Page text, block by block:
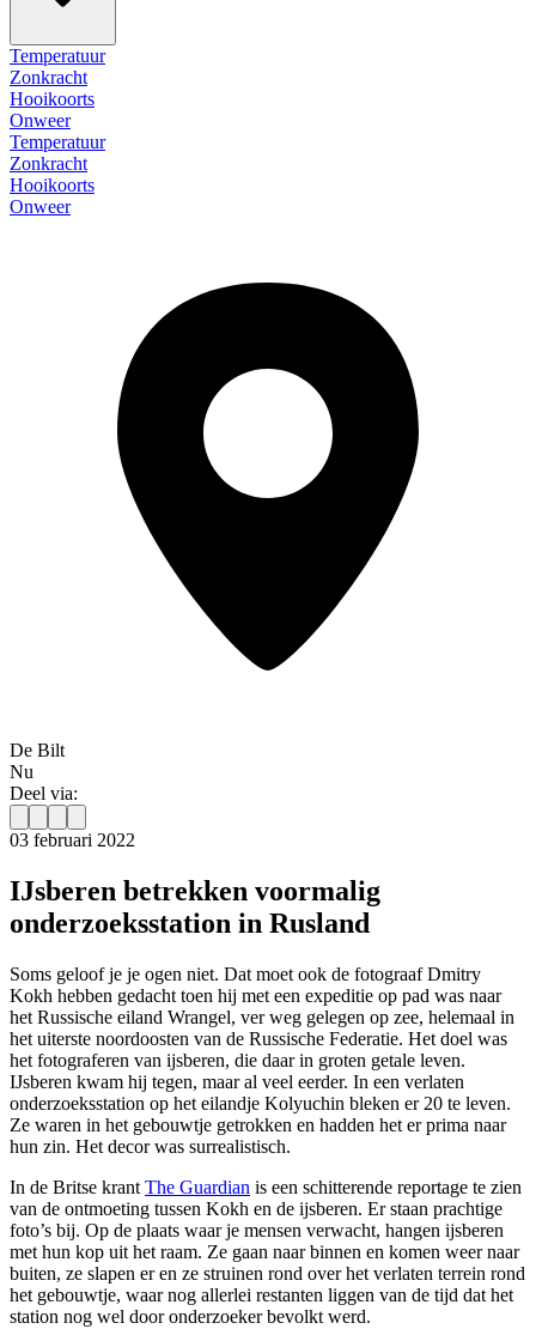
Temperatuur
Zonkracht
Hooikoorts
Onweer
Temperatuur
Zonkracht
Hooikoorts
Onweer
De Bilt
Nu
Deel via:
03 februari 2022
IJsberen betrekken voormalig
onderzoeksstation in Rusland
Soms geloof je je ogen niet. Dat moet ook de fotograaf Dmitry
Kokh hebben gedacht toen hij met een expeditie op pad was naar
het Russische eiland Wrangel, ver weg gelegen op zee, helemaal in
het uiterste noordoosten van de Russische Federatie. Het doel was
het fotograferen van ijsberen, die daar in groten getale leven.
IJsberen kwam hij tegen, maar al veel eerder. In een verlaten
onderzoeksstation op het eilandje Kolyuchin bleken er 20 te leven.
Ze waren in het gebouwtje getrokken en hadden het er prima naar
hun zin. Het decor was surrealistisch.
In de Britse krant The Guardian is een schitterende reportage te zien
van de ontmoeting tussen Kokh en de ijsberen. Er staan prachtige
foto’s bij. Op de plaats waar je mensen verwacht, hangen ijsberen
met hun kop uit het raam. Ze gaan naar binnen en komen weer naar
buiten, ze slapen er en ze struinen rond over het verlaten terrein rond
het gebouwtje, waar nog allerlei restanten liggen van de tijd dat het
station nog wel door onderzoeker bevolkt werd.